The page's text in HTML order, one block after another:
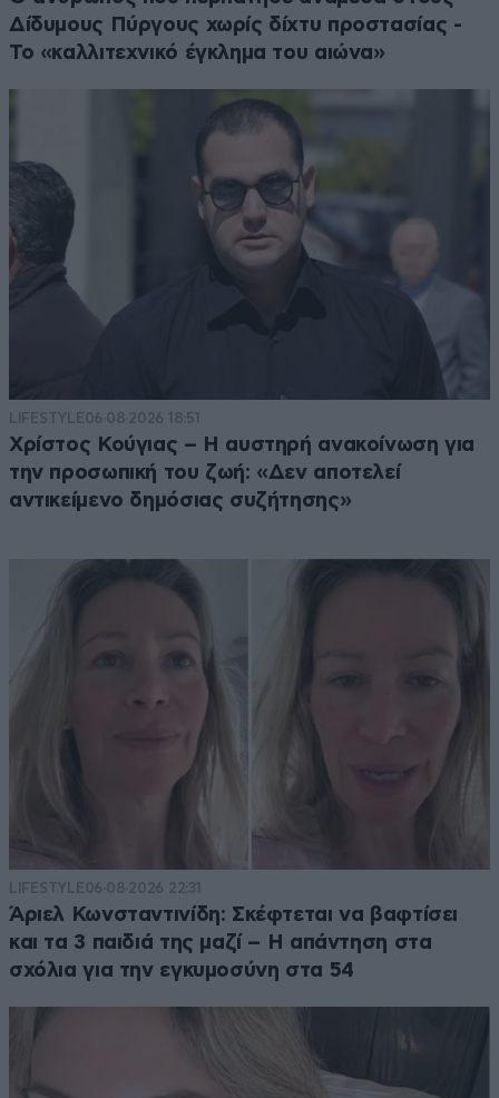
Δίδυμους Πύργους χωρίς δίχτυ προστασίας -
Το «καλλιτεχνικό έγκλημα του αιώνα»
LIFESTYLE06·08·2026 18:51
Χρίστος Κούγιας – Η αυστηρή ανακοίνωση για
την προσωπική του ζωή: «Δεν αποτελεί
αντικείμενο δημόσιας συζήτησης»
LIFESTYLE06·08·2026 22:31
Άριελ Κωνσταντινίδη: Σκέφτεται να βαφτίσει
και τα 3 παιδιά της μαζί – Η απάντηση στα
σχόλια για την εγκυμοσύνη στα 54